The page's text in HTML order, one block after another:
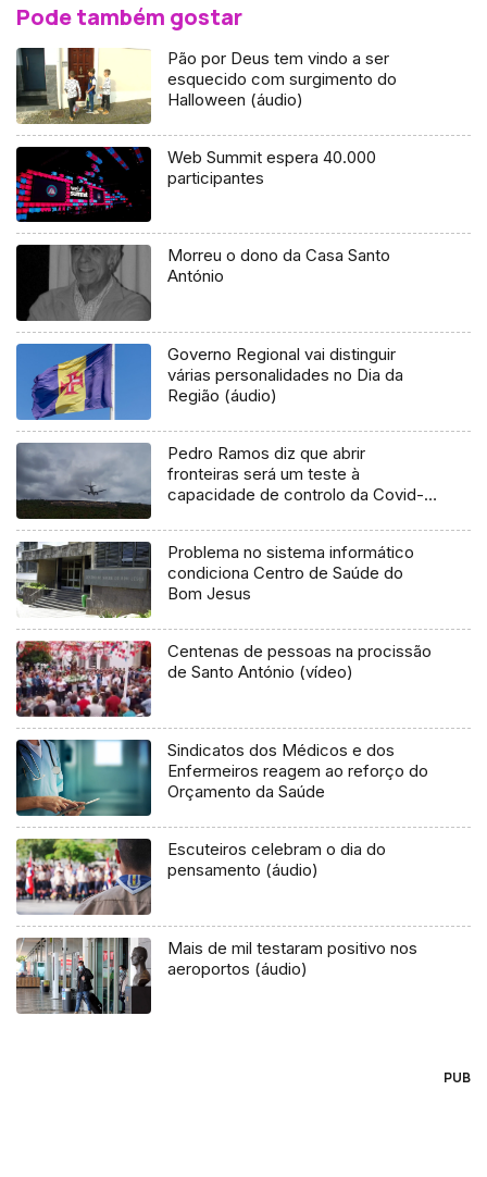
Pode também gostar
Pão por Deus tem vindo a ser
esquecido com surgimento do
Halloween (áudio)
Web Summit espera 40.000
participantes
Morreu o dono da Casa Santo
António
Governo Regional vai distinguir
várias personalidades no Dia da
Região (áudio)
Pedro Ramos diz que abrir
fronteiras será um teste à
capacidade de controlo da Covid-
Problema no sistema informático
condiciona Centro de Saúde do
Bom Jesus
Centenas de pessoas na procissão
de Santo António (vídeo)
Sindicatos dos Médicos e dos
Enfermeiros reagem ao reforço do
Orçamento da Saúde
Escuteiros celebram o dia do
pensamento (áudio)
Mais de mil testaram positivo nos
aeroportos (áudio)
PUB